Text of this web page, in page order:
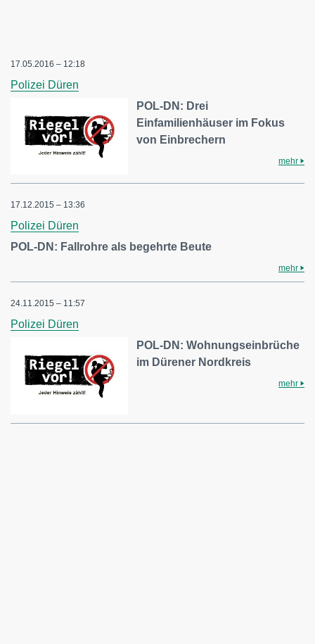
17.05.2016 – 12:18
Polizei Düren
POL-DN: Drei
Einfamilienhäuser im Fokus
von Einbrechern
mehr
17.12.2015 – 13:36
Polizei Düren
POL-DN: Fallrohre als begehrte Beute
mehr
24.11.2015 – 11:57
Polizei Düren
POL-DN: Wohnungseinbrüche
im Dürener Nordkreis
mehr